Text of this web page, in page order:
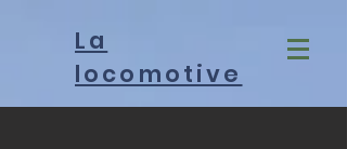
La
locomotive